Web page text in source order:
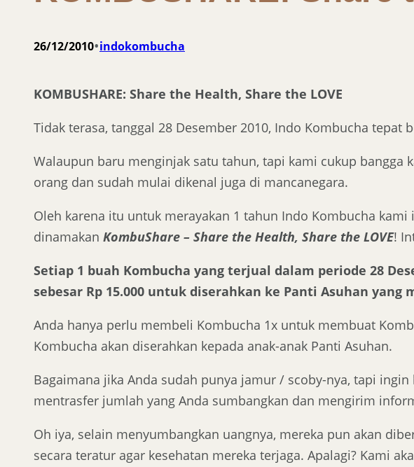
26/12/2010•indokombucha
KOMBUSHARE: Share the Health, Share the LOVE
Tidak terasa, tanggal 28 Desember 2010, Indo Kombucha tepat
Walaupun baru menginjak satu tahun, tapi kami cukup
orang dan sudah mulai dikenal juga di mancanegara.
Oleh karena itu untuk merayakan 1 tahun Indo Kombucha
dinamakan KombuShare – Share the Health, Share the LOVE!
Setiap 1 buah Kombucha yang terjual dalam periode 28
sebesar Rp 15.000 untuk diserahkan ke Panti Asuhan yang
Anda hanya perlu membeli Kombucha 1x untuk membuat
Kombucha akan diserahkan kepada anak-anak Panti Asuhan.
Bagaimana jika Anda sudah punya jamur / scoby-nya, tapi
mentrasfer jumlah yang Anda sumbangkan dan mengirim
Oh iya, selain menyumbangkan uangnya, mereka pun akan
secara teratur agar kesehatan mereka terjaga. Apalagi? Kami